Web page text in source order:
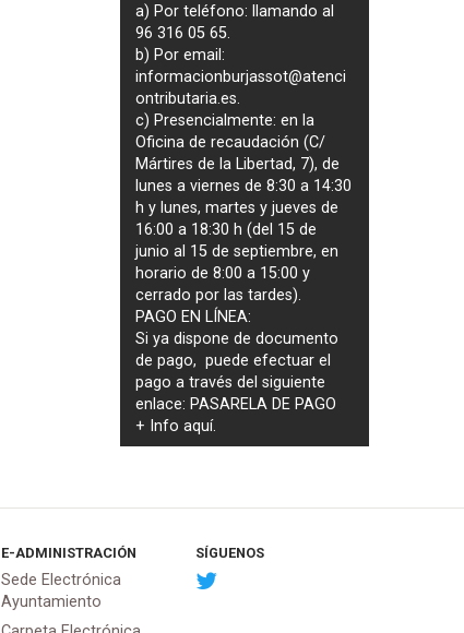
a) Por teléfono: llamando al
96 316 05 65.
b) Por email:
informacionburjassot@atenci
ontributaria.es.
c) Presencialmente: en la
Oficina de recaudación (C/
Mártires de la Libertad, 7), de
lunes a viernes de 8:30 a 14:30
h y lunes, martes y jueves de
16:00 a 18:30 h (del 15 de
junio al 15 de septiembre, en
horario de 8:00 a 15:00 y
cerrado por las tardes).
PAGO EN LÍNEA:
Si ya dispone de documento
de pago, puede efectuar el
pago a través del siguiente
enlace: PASARELA DE PAGO
+ Infoaquí.
E-ADMINISTRACIÓN
Sede Electrónica
Ayuntamiento
SÍGUENOS